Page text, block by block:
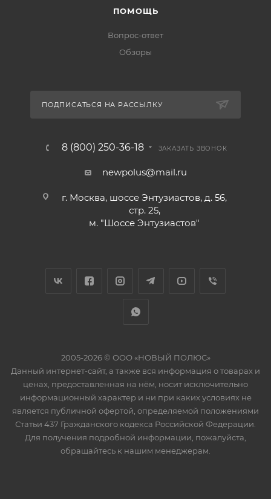
ПОМОЩЬ
Вопрос-ответ
Обзоры
ПОДПИСАТЬСЯ НА РАССЫЛКУ
8 (800) 250-36-18 ЗАКАЗАТЬ ЗВОНОК
newpolus@mail.ru
г. Москва, шоссе Энтузиастов, д. 56,
стр. 25,
м. "Шоссе Энтузиастов"
2005-2026 © ООО «НОВЫЙ ПОЛЮС»
Данный интернет-сайт, а также вся информация о товарах и
ценах, предоставленная на нём, носит исключительно
информационный характер и ни при каких условиях не
является публичной офертой, определяемой положениями
Статьи 437 Гражданского кодекса Российской Федерации.
Для получения подробной информации, пожалуйста,
обращайтесь к нашим менеджерам.